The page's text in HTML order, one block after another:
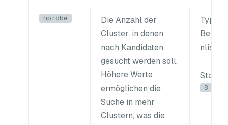
nprobe
Die Anzahl der
Cluster, in denen
nach Kandidaten
gesucht werden soll.
Höhere Werte
ermöglichen die
Suche in mehr
Clustern, was die
Typ
nlist
8